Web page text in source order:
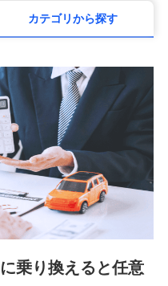
www.metlife.co.jp/)
kailash.co.jp/)
(https://www.i-
社 (https://www.sbipet-
式会社
式会社
カテゴリから探す
乗り換えると任意